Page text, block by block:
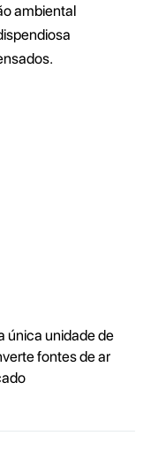
ambiental
única unidade de
fontes de ar